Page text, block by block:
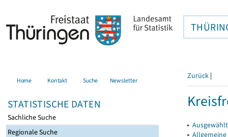
Home Kontakt Suche Newsletter
STATISTISCHE DATEN
Sachliche Suche
Regionale Suche
Zurück |
▸
▸